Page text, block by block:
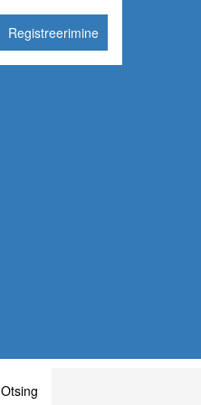
Registreerimine
Otsing